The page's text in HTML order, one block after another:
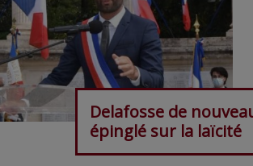
Delafosse de
épinglé sur la laïcité